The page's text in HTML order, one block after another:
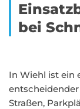
bei
In Wiehl ist ein
Straßen,